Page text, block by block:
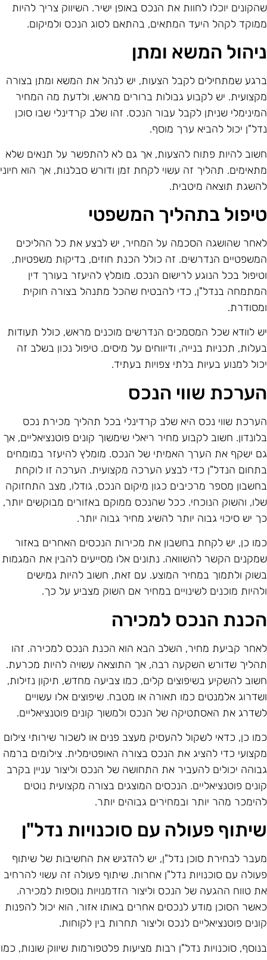
יוכלו לחוות את הנכס באופן ישיר. השיווק צריך להיות
לקהל היעד המתאים, בהתאם לסוג הנכס ולמיקום.
המשא ומתן
שמתחילים לקבל הצעות, יש לנהל את המשא ומתן בצורה
יש לקבוע גבולות ברורים מראש, ולדעת מה המחיר
שניתן לקבל עבור הנכס. זהו שלב קרדינלי שבו סוכן
יכול להביא ערך מוסף.
להיות פתוח להצעות, אך גם לא להתפשר על תנאים שלא
תהליך זה עשוי לקחת זמן ודורש סבלנות, אך הוא חיוני
תוצאה מיטבית.
בתהליך המשפטי
שהושגה הסכמה על המחיר, יש לבצע את כל ההליכים
הנדרשים. זה כולל הכנת חוזים, בדיקות משפטיות,
בכל הנוגע לרישום הנכס. מומלץ להיעזר בעורך דין
בנדל"ן, כדי להבטיח שהכל מתנהל בצורה חוקית
לוודא שכל המסמכים הנדרשים מוכנים מראש, כולל תעודות
תכניות בנייה, ודיווחים על מיסים. טיפול נכון בשלב זה
למנוע בעיות בלתי צפויות בעתיד.
שווי הנכס
שווי נכס היא שלב קרדינלי בכל תהליך מכירת נכס
חשוב לקבוע מחיר ריאלי שימשוך קונים פוטנציאליים, אך
ישקף את הערך האמיתי של הנכס. מומלץ להיעזר במומחים
הנדל"ן כדי לבצע הערכה מקצועית. הערכה זו לוקחת
מספר מרכיבים כגון מיקום הנכס, גודלו, מצב התחזוקה
והשוק הנוכחי. ככל שהנכס ממוקם באזורים מבוקשים יותר,
יש סיכוי גבוה יותר להשיג מחיר גבוה יותר.
כן, יש לקחת בחשבון את מכירות הנכסים האחרים באזור
הקשר להשוואה. נתונים אלו מסייעים להבין את המגמות
ולתמוך במחיר המוצע. עם זאת, חשוב להיות גמישים
מוכנים לשינויים במחיר אם השוק מצביע על כך.
הנכס למכירה
קביעת מחיר, השלב הבא הוא הכנת הנכס למכירה. זהו
שדורש השקעה רבה, אך התוצאה עשויה להיות מכרעת.
להשקיע בשיפוצים קלים, כמו צביעה מחדש, תיקון נזילות,
אלמנטים כמו תאורה או מטבח. שיפוצים אלו עשויים
את האסתטיקה של הנכס ולמשוך קונים פוטנציאליים.
כן, כדאי לשקול להעסיק מעצב פנים או לשכור שירותי צילום
כדי להציג את הנכס בצורה האופטימלית. צילומים ברמה
יכולים להעביר את התחושה של הנכס וליצור עניין בקרב
פוטנציאליים. הנכסים המוצגים בצורה מקצועית נוטים
מהר יותר ובמחירים גבוהים יותר.
פעולה עם סוכנויות נדל"ן
לבחירת סוכן נדל"ן, יש להדגיש את החשיבות של שיתוף
עם סוכנויות נדל"ן אחרות. שיתוף פעולה זה עשוי להרחיב
טווח ההגעה של הנכס וליצור הזדמנויות נוספות למכירה.
הסוכן מודע לנכסים אחרים באותו אזור, הוא יכול להפנות
פוטנציאליים לנכס וליצור תחרות בין לקוחות.
סוכנויות נדל"ן רבות מציעות פלטפורמות שיווק שונות, כמו